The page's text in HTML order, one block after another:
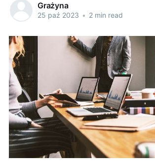
Grażyna
25 paź 2023 • 2 min read